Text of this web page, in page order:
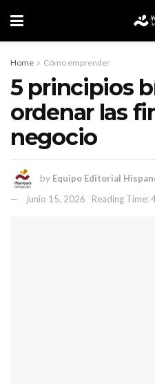
Home Cómo emprender
5 principios
ordenar las
negocio
by Equipo Editorial
junio 15, 2026
Reading Time: